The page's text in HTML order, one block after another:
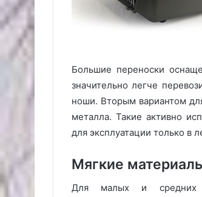
Большие переноски
значительно легче
ноши. Вторым вариантом
металла. Такие активно
для эксплуатации только в
Мягкие
Для малых и средних